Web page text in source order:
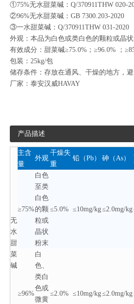
①75%无水甜菜碱：Q/370911THW 020-
②96%无水甜菜碱：GB 7300.203-2020
③一水甜菜碱：Q/370911THW 031-2020
外观：本品为白色或类白色的颗粒或晶
有效成分：甜菜碱≥75.0%；≥96.0% ；
包装：25kg/包
储存条件：存放在通风、干燥的地方，
厂家：泰安汉威HAVAY
产品描述
无
水
甜
菜
碱
主含
量
外观
干燥失
重
铅（Pb） 砷（As）
≥75%
白色
至类
白色
的颗
粒或
晶状
粉末
≤5.0% ≤10mg/kg≤2.0mg/kg
≥96%
白
色、
类白
色或
微黄
≤2.0% ≤10mg/kg≤2.0mg/kg